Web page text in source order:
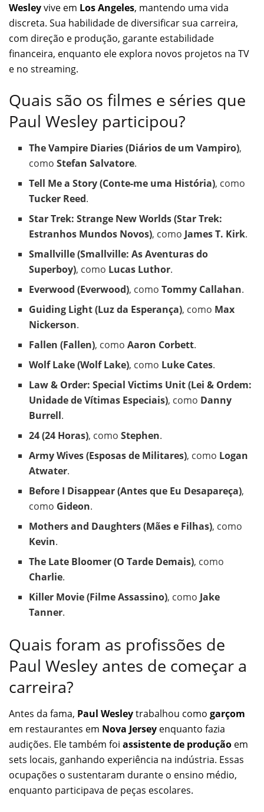
Wesleyvive em Los Angeles, mantendo uma vida
discreta. Sua habilidade de diversificar sua carreira,
com direção e produção, garante estabilidade
financeira, enquanto ele explora novos projetos na TV
e no streaming.
Quais são os filmes e séries que
Paul Wesley participou?
The Vampire Diaries (Diários de um Vampiro),
comoStefan Salvatore.
Tell Me a Story (Conte-me uma História), como
Tucker Reed.
Star Trek: Strange New Worlds (Star Trek:
Estranhos Mundos Novos), como James T. Kirk.
Smallville (Smallville: As Aventuras do
Superboy), como Lucas Luthor.
Everwood (Everwood), comoTommy Callahan.
Guiding Light (Luz da Esperança), como Max
Nickerson.
Fallen (Fallen), comoAaron Corbett.
Wolf Lake (Wolf Lake), como Luke Cates.
Law & Order: Special Victims Unit (Lei & Ordem:
Unidade de Vítimas Especiais), como Danny
Burrell.
24 (24 Horas), comoStephen.
Army Wives (Esposas de Militares), como Logan
Atwater.
Before I Disappear (Antes que Eu Desapareça),
como Gideon.
Mothers and Daughters (Mães e Filhas), como
Kevin.
The Late Bloomer (O Tarde Demais), como
Charlie.
Killer Movie (Filme Assassino), como Jake
Tanner.
Quais foram as profissões de
Paul Wesley antes de começar a
carreira?
Antes da fama, Paul Wesleytrabalhou como garçom
em restaurantes em Nova Jersey enquanto fazia
audições. Ele também foi assistente de produção em
sets locais, ganhando experiência na indústria. Essas
ocupações o sustentaram durante o ensino médio,
enquanto participava de peças escolares.